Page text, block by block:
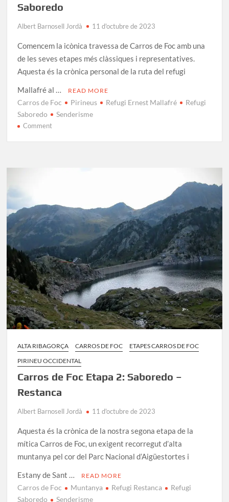
Saboredo
Albert Barnosell Jordà 11 d'octubre de 2023
Comencem la icònica travessa de Carros de Foc amb una
de les seves etapes més clàssiques i representatives.
Aquesta és la crònica personal de la ruta del refugi
Mallafré al …
READ MORE
Carros de Foc Pirineus Refugi Ernest Mallafré
Refugi
Saboredo
Senderisme
Commenton
Mallafré
–
Saboredo
ALTA RIBAGORÇA CARROS DE FOC
ETAPES CARROS DE FOC
PIRINEU OCCIDENTAL
Carros de Foc Etapa 2: Saboredo –
Restanca
Albert Barnosell Jordà 11 d'octubre de 2023
Aquesta és la crònica de la nostra segona etapa de la
mítica Carros de Foc, un exigent recorregut d’alta
muntanya pel cor del Parc Nacional d’Aigüestortes i
Estany de Sant …
READ MORE
Carros de Foc Muntanya Refugi Restanca
Refugi
Saboredo
Senderisme